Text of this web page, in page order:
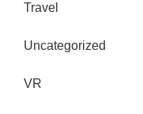
Travel
Uncategorized
VR